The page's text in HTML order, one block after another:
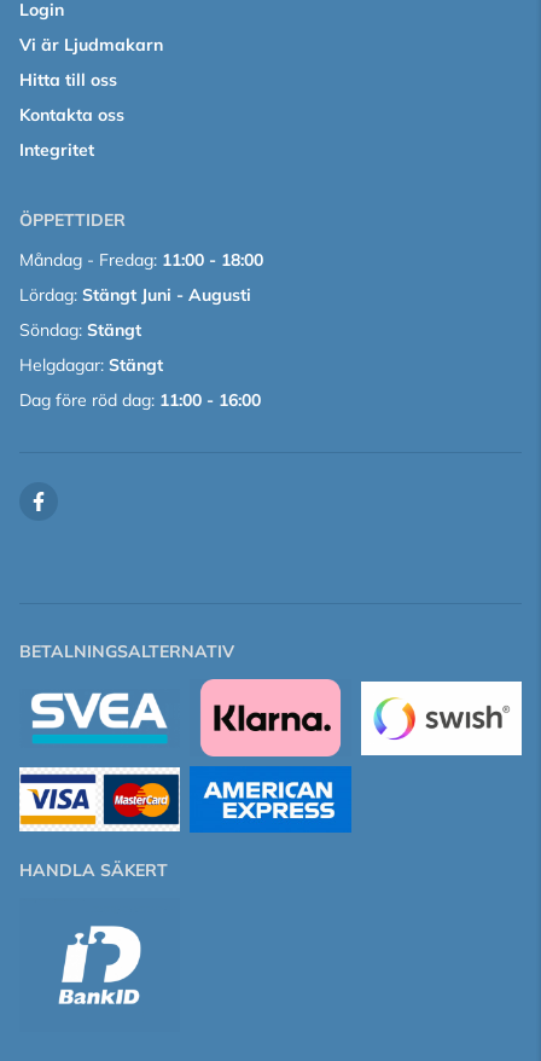
Login
Vi är Ljudmakarn
Hitta till oss
Kontakta oss
Integritet
ÖPPETTIDER
Måndag - Fredag: 11:00 - 18:00
Lördag: Stängt Juni - Augusti
Söndag: Stängt
Helgdagar: Stängt
Dag före röd dag: 11:00 - 16:00
BETALNINGSALTERNATIV
HANDLA SÄKERT